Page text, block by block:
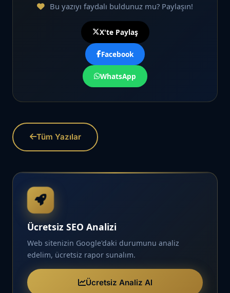
Bu yazıyı faydalı buldunuz mu? Paylaşın!
X'te Paylaş
Facebook
WhatsApp
Tüm Yazılar
Ücretsiz SEO Analizi
Web sitenizin Google'daki durumunu analiz
edelim, ücretsiz rapor sunalım.
Ücretsiz Analiz Al